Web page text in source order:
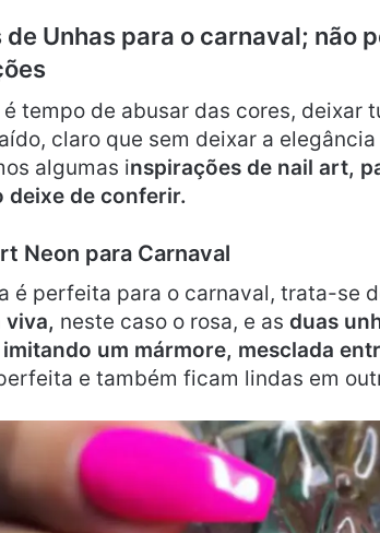
de Unhas para o carnaval; não
tempo de abusar das cores, deixar
claro que sem deixar a
algumas inspirações de nail art,
deixe de conferir.
Neon para Carnaval
é perfeita para o carnaval, trata-se
viva, neste caso o rosa, e as duas
um mármore, mesclada
e também ficam lindas em